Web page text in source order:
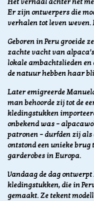
Het verhaal achter het
Er zijn ontwerpers die
verhalen tot leven weven.
Geboren in Peru groeide
zachte vacht van
lokale ambachtslieden
de natuur hebben haar
Later emigreerde
man behoorde zij tot de
kledingstukken
onbekend was –
patronen – durfden zij als
ontstond een unieke brug
garderobes in Europa.
Vandaag de dag
kledingstukken, die in
gemaakt. Ze tekent